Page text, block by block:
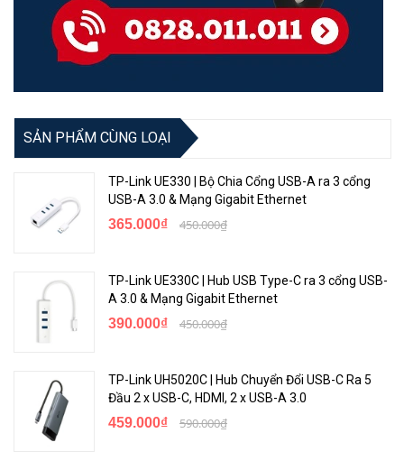
SẢN PHẨM CÙNG LOẠI
TP-Link UE330 | Bộ Chia Cổng USB-A ra 3 cổng
USB-A 3.0 & Mạng Gigabit Ethernet
365.000₫ 450.000₫
TP-Link UE330C | Hub USB Type-C ra 3 cổng USB-
A 3.0 & Mạng Gigabit Ethernet
390.000₫ 450.000₫
TP-Link UH5020C | Hub Chuyển Đổi USB-C Ra 5
Đầu 2 x USB-C, HDMI, 2 x USB-A 3.0
459.000₫ 590.000₫